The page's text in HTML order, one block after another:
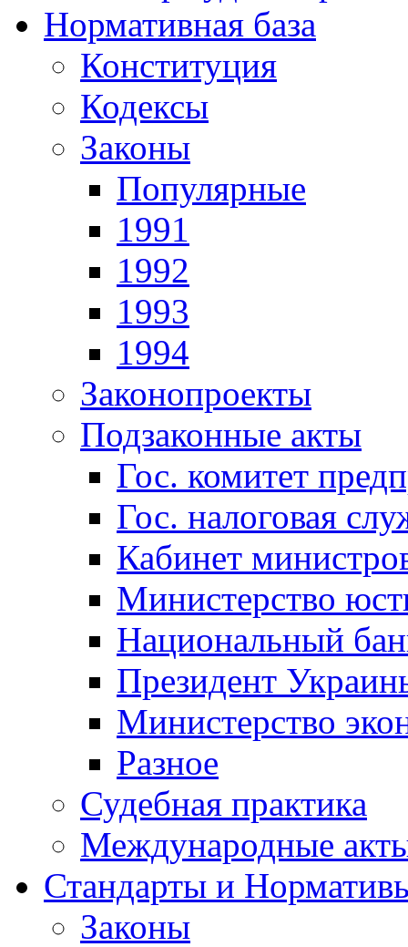
Нормативная база
Конституция
Кодексы
Законы
Популярные
1991
1992
1993
1994
Законопроекты
Подзаконные акты
Гос. комитет
Гос. налоговая
Кабинет
Министерство
Национальный
Президент
Министерство
Разное
Судебная практика
Международные
Стандарты и
Законы